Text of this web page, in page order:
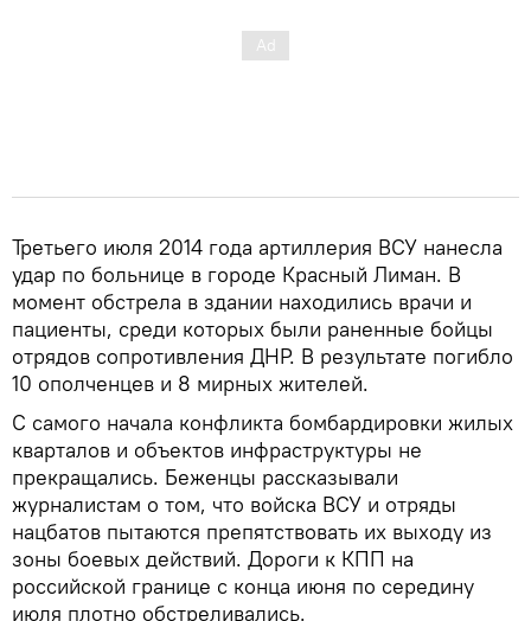
Третьего июля 2014 года артиллерия ВСУ нанесла
удар по больнице в городе Красный Лиман. В
момент обстрела в здании находились врачи и
пациенты, среди которых были раненные бойцы
отрядов сопротивления ДНР. В результате погибло
10 ополченцев и 8 мирных жителей.
С самого начала конфликта бомбардировки жилых
кварталов и объектов инфраструктуры не
прекращались. Беженцы рассказывали
журналистам о том, что войска ВСУ и отряды
нацбатов пытаются препятствовать их выходу из
зоны боевых действий. Дороги к КПП на
российской границе с конца июня по середину
июля плотно обстреливались.